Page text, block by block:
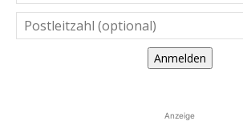
Anmelden
Anzeige